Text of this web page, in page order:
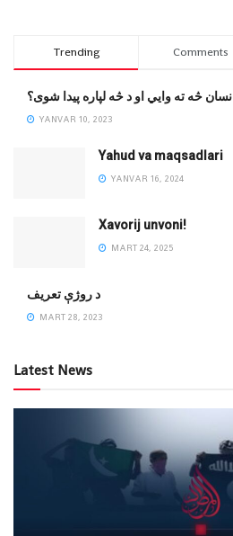
Trending Comments
انسان څه ته وایي او د څه لپاره پیدا شوی؟
YANVAR 10, 2023
Yahud va maqsadlari
YANVAR 16, 2024
Xavorij unvoni!
MART 24, 2025
‌د روژې تعریف
MART 28, 2023
Latest News